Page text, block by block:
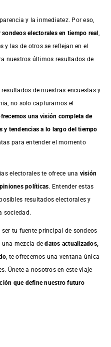
y la inmediatez. Por eso,
sondeos electorales en tiempo real
y las de otros se reflejan en el
nuestros últimos resultados de
de nuestras encuestasy
no solo capturamos el
una visión completa de
y tendencias a lo largo del tiempo
para entender el momento
electorales te ofrece una visión
políticas. Entender estas
resultados electorales y
sociedad.
tu fuente principal de sondeos
una mezcla dedatos actualizados,
, te ofrecemos una ventana única
Únete a nosotros en este viaje
que define nuestro futuro